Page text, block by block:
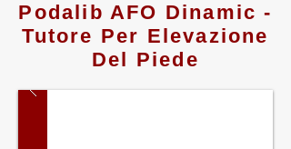
Podalib AFO Dinamic -
Tutore Per Elevazione
Del Piede